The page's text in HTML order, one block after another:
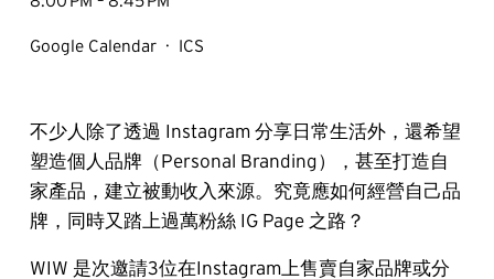
Google Calendar ICS
不少人除了透過 Instagram 分享日常生活外，還希望
塑造個人品牌（Personal Branding），甚至打造自
家產品，建立被動收入來源。究竟應如何經營自己品
牌，同時又踏上過萬粉絲 IG Page 之路？
WIW 是次邀請3位在Instagram上售賣自家品牌或分